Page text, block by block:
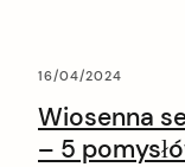
16/04/2024
Wiosenna
– 5